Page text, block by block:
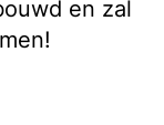
en zal